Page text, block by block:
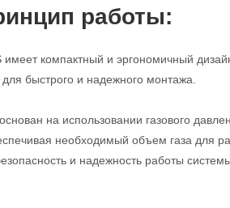
работы:
компактный и эргономичный
быстрого и надежного монтажа.
на использовании газового
необходимый объем газа для
и надежность работы